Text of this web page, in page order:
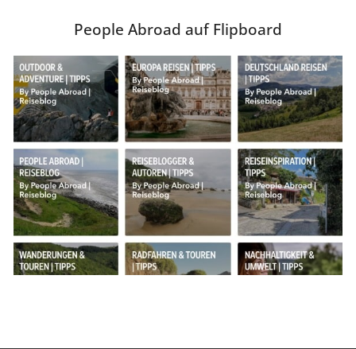
People Abroad auf Flipboard